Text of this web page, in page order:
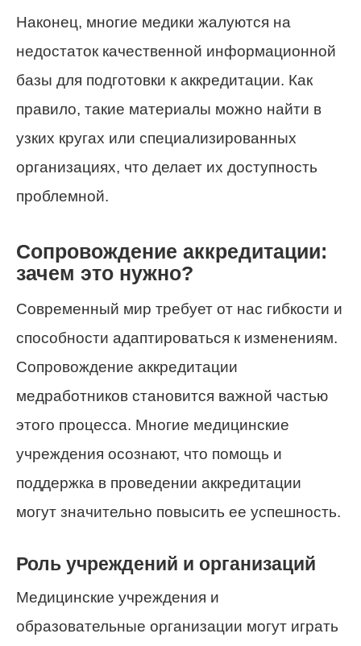
Наконец, многие медики жалуются на
недостаток качественной информационной
базы для подготовки к аккредитации. Как
правило, такие материалы можно найти в
узких кругах или специализированных
организациях, что делает их доступность
проблемной.
Сопровождение аккредитации:
зачем это нужно?
Современный мир требует от нас гибкости и
способности адаптироваться к изменениям.
Сопровождение аккредитации
медработников становится важной частью
этого процесса. Многие медицинские
учреждения осознают, что помощь и
поддержка в проведении аккредитации
могут значительно повысить ее успешность.
Роль учреждений и организаций
Медицинские учреждения и
образовательные организации могут играть